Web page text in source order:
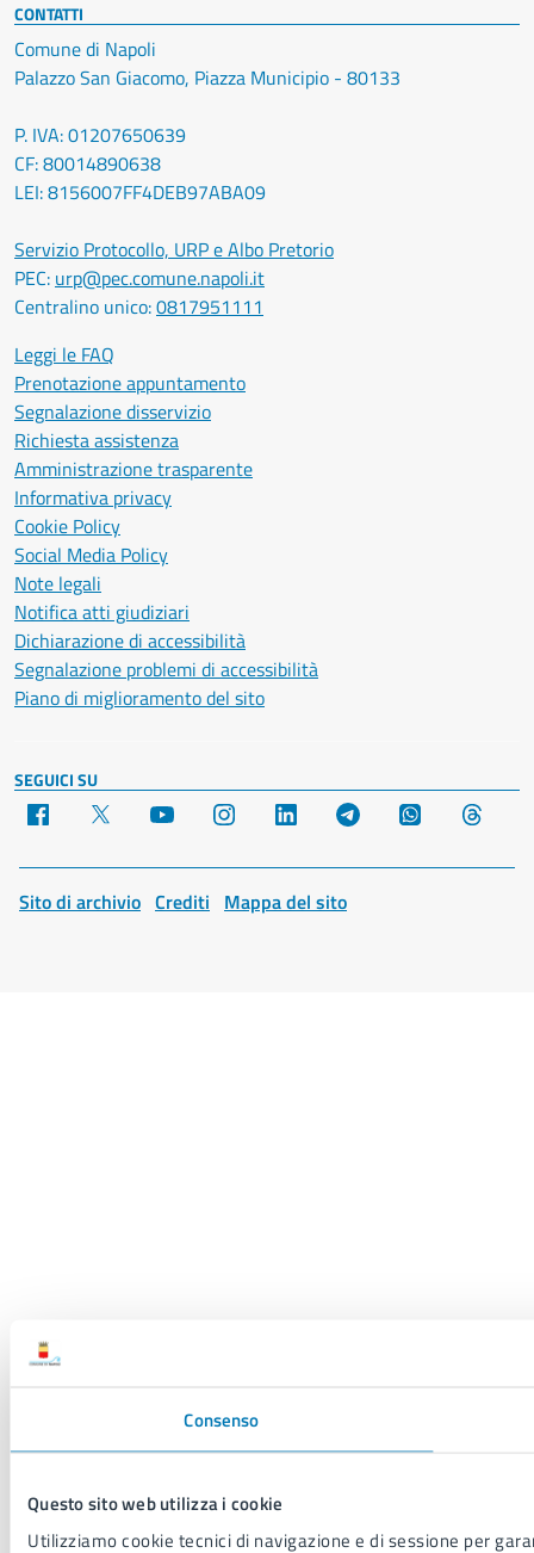
Consenso
Questo sito web utilizza i cookie
Utilizziamo cookie tecnici di navigazione e di sessione per
CONTATTI
Comune di Napoli
Palazzo San Giacomo, Piazza Municipio - 80133
P. IVA: 01207650639
CF: 80014890638
LEI: 8156007FF4DEB97ABA09
Servizio Protocollo, URP e Albo Pretorio
PEC: urp@pec.comune.napoli.it
Centralino unico:0817951111
Leggi le FAQ
Prenotazione appuntamento
Segnalazione disservizio
Richiesta assistenza
Amministrazione trasparente
Informativa privacy
Cookie Policy
Social Media Policy
Note legali
Notifica atti giudiziari
Dichiarazione di accessibilità
Segnalazione problemi di accessibilità
Piano di miglioramento del sito
SEGUICI SU
Facebook YouTube Instagram LinkedIn Telegram WhatsApp
Sito di archivio Crediti Mappa del sito